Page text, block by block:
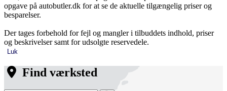
opgave på autobutler.dk for at se de aktuelle tilgængelig priser og
besparelser.
Der tages forbehold for fejl og mangler i tilbuddets indhold, priser
og beskrivelser samt for udsolgte reservedele.
Luk
Find værksted